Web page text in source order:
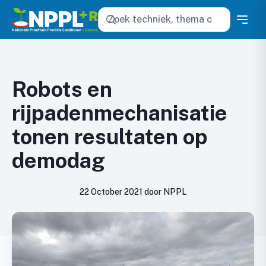
Zoeken
Robots en
rijpadenmechanisatie
tonen resultaten op
demodag
22 October 2021 door NPPL